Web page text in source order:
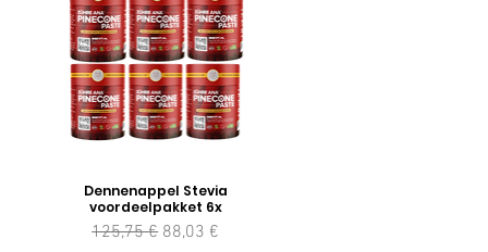
Dennenappel Stevia
voordeelpakket 6x
Regulær pris
125,75 € Salgspris
88,03 €